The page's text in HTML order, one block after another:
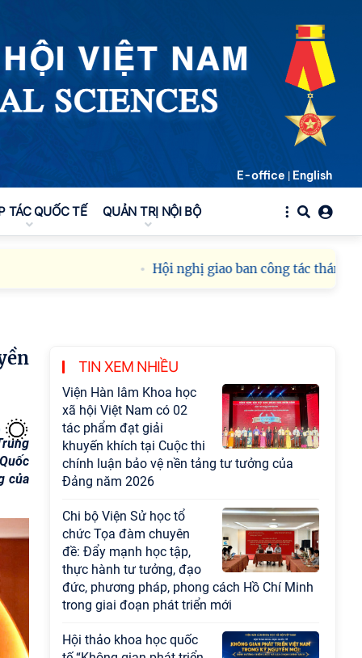
E-office | English
TÁC QUỐC TẾ QUẢN TRỊ NỘI BỘ
Hội nghị giao ban công tác tháng 8 năm
của
TIN XEM NHIỀU
Viện Hàn lâm Khoa học
xã hội Việt Nam có 02
tác phẩm đạt giải
khuyến khích tại Cuộc thi
chính luận bảo vệ nền tảng tư tưởng của
Đảng năm 2026
Chi bộ Viện Sử học tổ
chức Tọa đàm chuyên
đề: Đẩy mạnh học tập,
thực hành tư tưởng, đạo
đức, phương pháp, phong cách Hồ Chí Minh
trong giai đoạn phát triển mới
Hội thảo khoa học quốc